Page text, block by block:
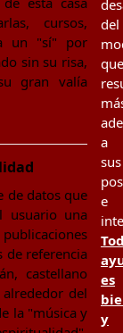
cursos,
un "sí" por
sin su risa,
gran valía
de datos que
usuario una
de referencia
castellano
del
la "música y
del
que
a
sus
e
es
y